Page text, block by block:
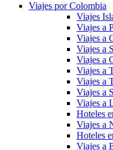
Viajes por Colombia
Viajes
Viajes a
Viajes a
Viajes a
Viajes a
Viajes a
Viajes a
Viajes a
Viajes a
Hoteles
Viajes a
Hoteles
Viajes a